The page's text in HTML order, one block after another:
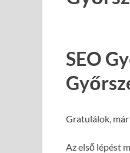
SEO
Gratulálok,
Az első lépést